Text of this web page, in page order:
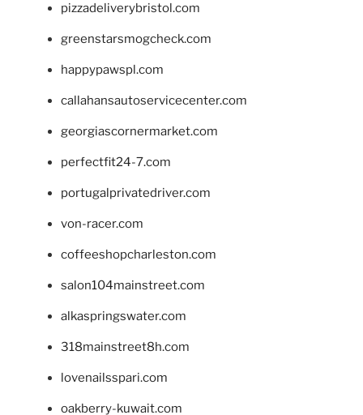
pizzadeliverybristol.com
greenstarsmogcheck.com
happypawspl.com
callahansautoservicecenter.com
georgiascornermarket.com
perfectfit24-7.com
portugalprivatedriver.com
von-racer.com
coffeeshopcharleston.com
salon104mainstreet.com
alkaspringswater.com
318mainstreet8h.com
lovenailsspari.com
oakberry-kuwait.com